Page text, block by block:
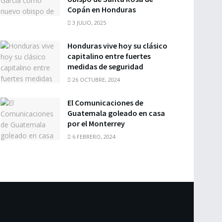
Copán en Honduras
3 JULIO, 2025
Honduras vive hoy su clásico
capitalino entre fuertes
medidas de seguridad
26 OCTUBRE, 2024
El Comunicaciones de
Guatemala goleado en casa
por el Monterrey
6 FEBRERO, 2024